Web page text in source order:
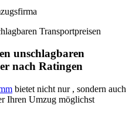
Transportpreisen
unschlagbaren
nach Ratingen
bietet nicht nur , sondern auch
Ihren Umzug möglichst